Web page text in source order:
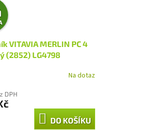
Z
D
A
M
VITAVIA MERLIN PC 4
(2852) LG4798
Na dotaz
DPH
DO KOŠÍKU